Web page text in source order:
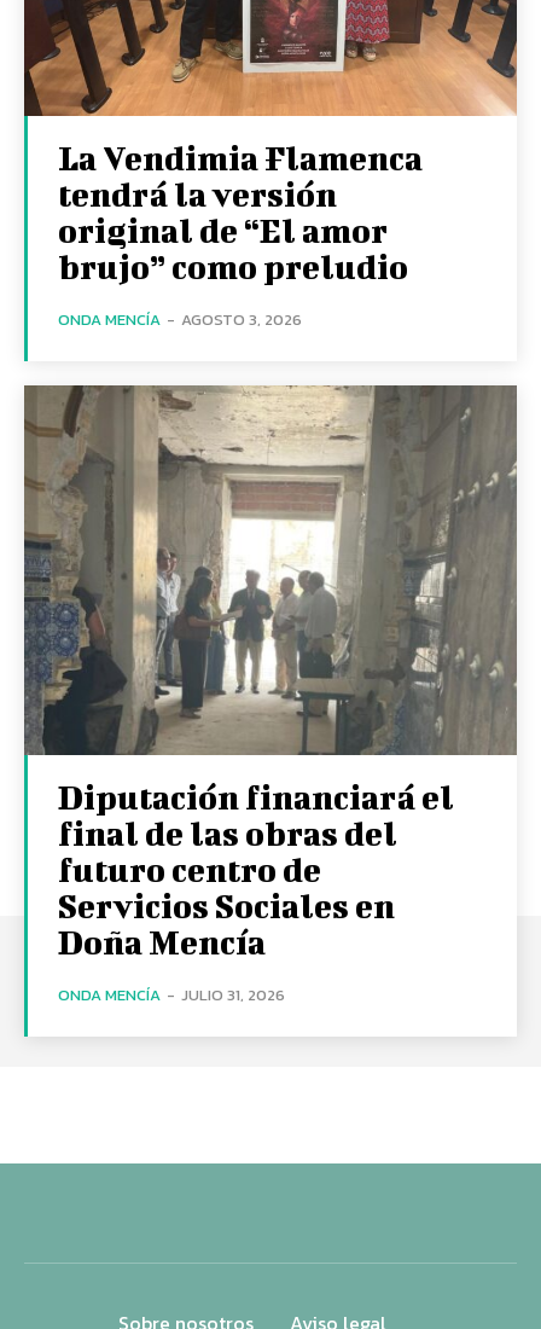
La Vendimia Flamenca
tendrá la versión
original de “El amor
brujo” como preludio
ONDA MENCÍA - AGOSTO 3, 2026
Diputación financiará el
final de las obras del
futuro centro de
Servicios Sociales en
Doña Mencía
ONDA MENCÍA - JULIO 31, 2026
Sobre nosotros Aviso legal